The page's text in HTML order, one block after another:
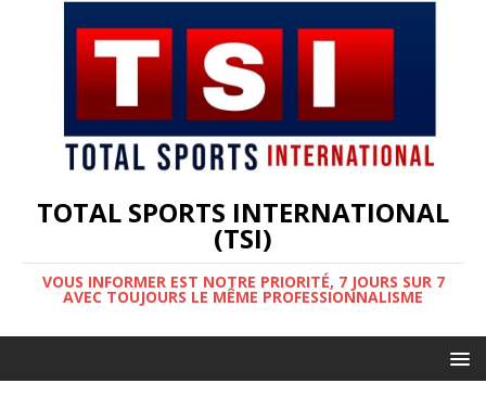
TOTAL SPORTS INTERNATIONAL
(TSI)
VOUS INFORMER EST NOTRE PRIORITÉ, 7 JOURS SUR 7
AVEC TOUJOURS LE MÊME PROFESSIONNALISME